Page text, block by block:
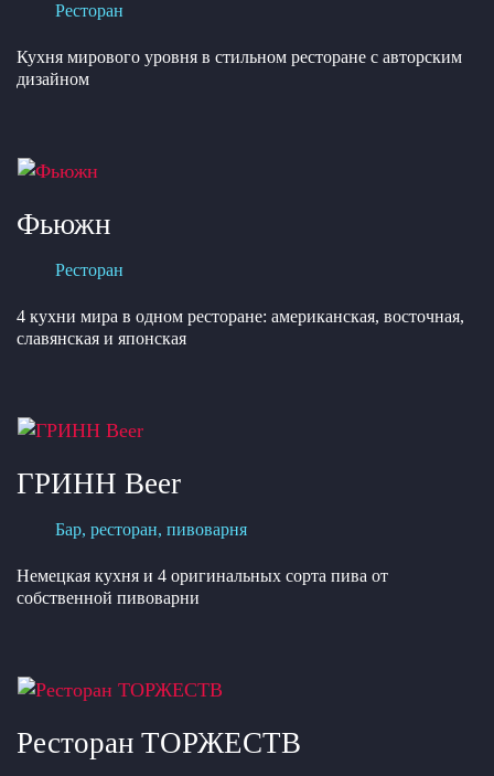
Ресторан
Кухня мирового уровня в стильном ресторане с авторским
дизайном
Фьюжн
Ресторан
4 кухни мира в одном ресторане: американская, восточная,
славянская и японская
ГРИНН Beer
Бар, ресторан, пивоварня
Немецкая кухня и 4 оригинальных сорта пива от
собственной пивоварни
Ресторан ТОРЖЕСТВ